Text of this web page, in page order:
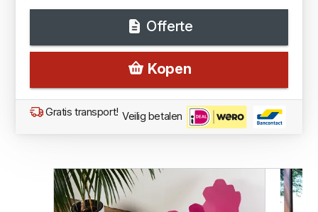
Offerte
Kopen
Gratis transport! Veilig betalen